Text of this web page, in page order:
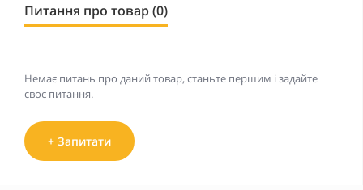
Питання про товар (0)
Немає питань про даний товар, станьте першим і задайте
своє питання.
+ Запитати